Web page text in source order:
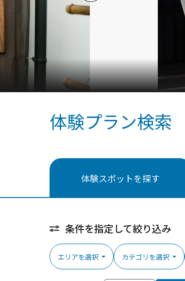
体験プラン検索
体験スポットを探す
条件を指定して絞り込み
エリアを選択 カテゴリを選択